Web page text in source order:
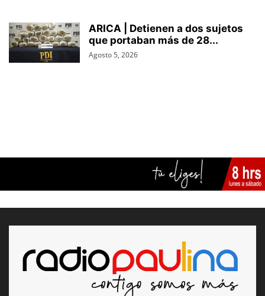
ARICA | Detienen a dos sujetos
que portaban más de 28...
Agosto 5, 2026